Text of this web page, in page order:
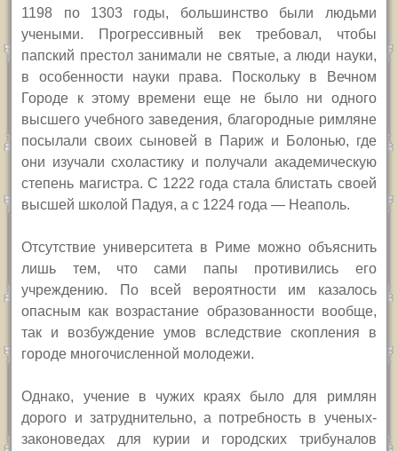
1198 по 1303 годы, большинство были людьми
учеными. Прогрессивный век требовал, чтобы
папский престол занимали не святые, а люди науки,
в особенности науки права. Поскольку в Вечном
Городе к этому времени еще не было ни одного
высшего учебного заведения, благородные римляне
посылали своих сыновей в Париж и Болонью, где
они изучали схоластику и получали академическую
степень магистра. С 1222 года стала блистать своей
высшей школой Падуя, а с 1224 года — Неаполь.
Отсутствие университета в Риме можно объяснить
лишь тем, что сами папы противились его
учреждению. По всей вероятности им казалось
опасным как возрастание образованности вообще,
так и возбуждение умов вследствие скопления в
городе многочисленной молодежи.
Однако, учение в чужих краях было для римлян
дорого и затруднительно, а потребность в ученых-
законоведах для курии и городских трибуналов